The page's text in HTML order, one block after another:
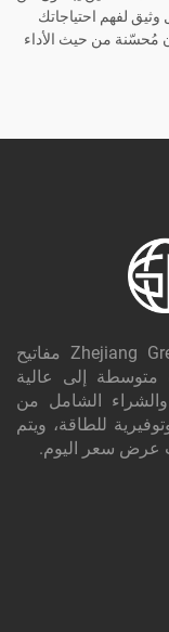
لفهم احتياجاتك
مُحسّنة من حيث الأداء
تقدم شركة Zhejiang Greenpower Electric Co., Ltd مفاتيح
متوسطة إلى عالية
والشراء الشامل من
للطاقة، ويتم
عرض سعر اليوم.